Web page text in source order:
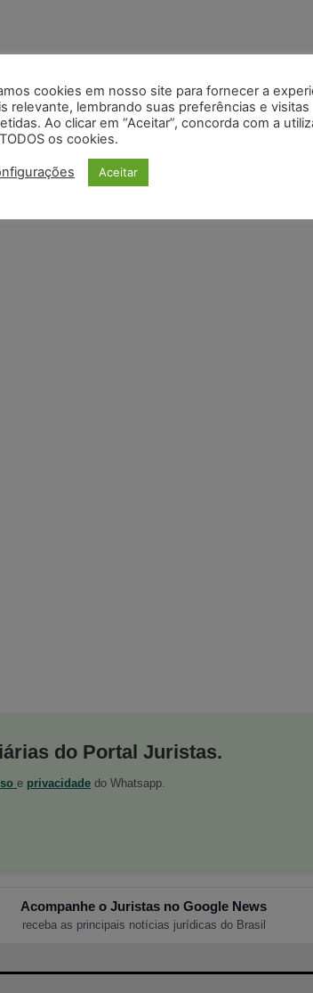
do Portal Juristas.
e privacidade do Whatsapp.
Acompanhe o Juristas no Google News
receba as principais notícias jurídicas do Brasil
cookies em nosso site para fornecer a
relevante, lembrando suas preferências e visitas
Ao clicar em “Aceitar”, concorda com a
os cookies.
Aceitar